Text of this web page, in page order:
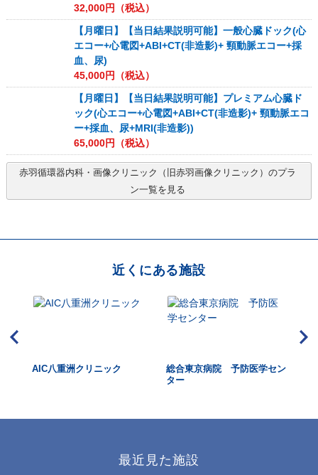
32,000円（税込）
【月曜日】【当日結果説明可能】一般心臓ドック(心
エコー+心電図+ABI+CT(非造影)+ 頸動脈エコー+採
血、尿)
45,000円（税込）
【月曜日】【当日結果説明可能】プレミアム心臓ド
ック(心エコー+心電図+ABI+CT(非造影)+ 頸動脈エコ
ー+採血、尿+MRI(非造影))
65,000円（税込）
赤羽循環器内科・画像クリニック（旧赤羽画像クリニック） のプラ
ン一覧を見る
近くにある施設
AIC八重洲クリニック
総合東京病院 予防医学セン
ター
最近見た施設